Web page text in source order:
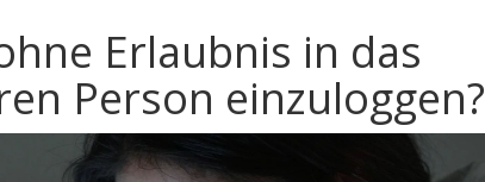
Erlaubnis in das
Person einzuloggen?